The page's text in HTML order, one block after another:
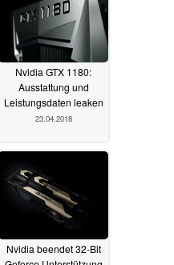
Nvidia GTX 1180:
Ausstattung und
Leistungsdaten leaken
23.04.2018
Nvidia beendet 32-Bit